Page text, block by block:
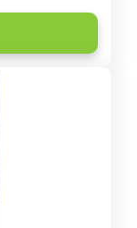
en maison